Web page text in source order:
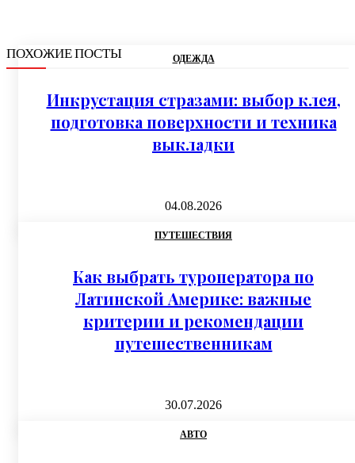
ПОХОЖИЕ ПОСТЫ ОДЕЖДА
Инкрустация стразами: выбор клея,
подготовка поверхности и техника
выкладки
04.08.2026
ПУТЕШЕСТВИЯ
Как выбрать туроператора по
Латинской Америке: важные
критерии и рекомендации
путешественникам
30.07.2026
АВТО